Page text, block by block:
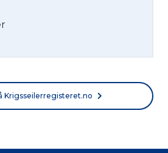
Krigsseilerregisteret.no